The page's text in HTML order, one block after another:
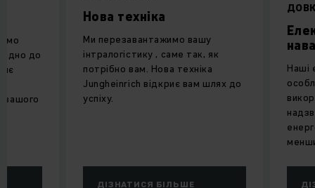
Нова техніка
Ми перезавантажимо вашу
інтралогістику , саме так, як
потрібно вам. Нова техніка
Jungheinrich відкриє вам шлях до
успіху.
ДІЗНАТИСЯ БІЛЬШЕ
Наші
до
вашого